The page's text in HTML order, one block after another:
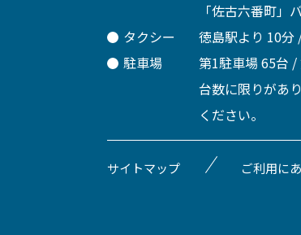
「佐古六番町
タクシー
徳島駅より 10分
駐車場
第1駐車場 65台
台数に限りがあ
ください。
サイトマップ ご利用に